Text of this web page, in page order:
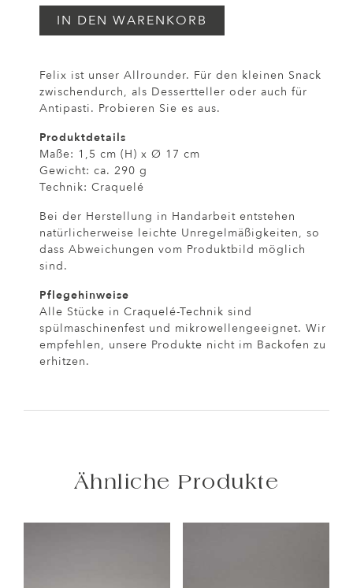
IN DEN WARENKORB
Felix ist unser Allrounder. Für den kleinen Snack
zwischendurch, als Dessertteller oder auch für
Antipasti. Probieren Sie es aus.
Produktdetails
Maße: 1,5 cm (H) x Ø 17 cm
Gewicht: ca. 290 g
Technik: Craquelé
Bei der Herstellung in Handarbeit entstehen
natürlicherweise leichte Unregelmäßigkeiten, so
dass Abweichungen vom Produktbild möglich
sind.
Pflegehinweise
Alle Stücke in Craquelé-Technik sind
spülmaschinenfest und mikrowellengeeignet. Wir
empfehlen, unsere Produkte nicht im Backofen zu
erhitzen.
Ähnliche Produkte